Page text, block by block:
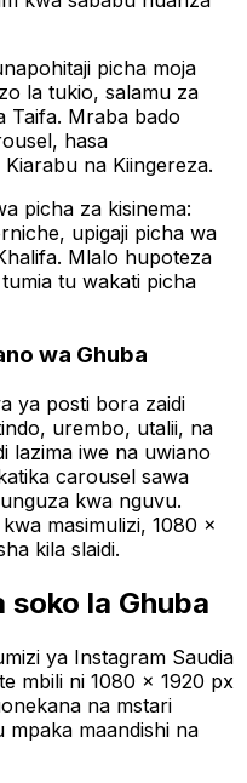
picha moja
la tukio, salamu za
Taifa. Mraba bado
hasa
na Kiingereza.
picha za kisinema:
upigaji picha wa
Mlalo hupoteza
tu wakati picha
wa Ghuba
ya posti bora zaidi
urembo, utalii, na
lazima iwe na uwiano
carousel sawa
kwa nguvu.
masimulizi, 1080 ×
kila slaidi.
soko la Ghuba
ya Instagram Saudia
mbili ni 1080 × 1920 px
na mstari
maandishi na